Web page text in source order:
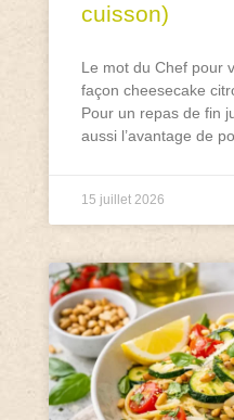
cuisson)
Le mot du Chef pour
façon cheesecake
Pour un repas de fin
aussi l’avantage de
15 juillet 2026